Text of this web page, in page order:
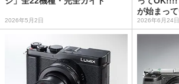
2026年5月2日
が始まっ
2026年6月24日